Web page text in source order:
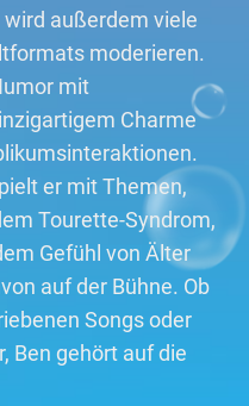
außerdem viele
moderieren.
mit
Charme
er mit Themen,
Tourette-Syndrom,
Gefühl von Älter
auf der Bühne. Ob
Songs oder
Ben gehört auf die